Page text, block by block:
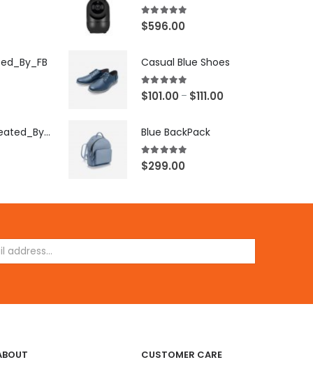
[X503248Z]_Created_By_FB
5.00out of 5
$596.00
Casual Blue Shoes
5.00 out of 5
$101.00 – $111.00
Blue BackPack
5.00out of 5
$299.00
CUSTOMER CARE